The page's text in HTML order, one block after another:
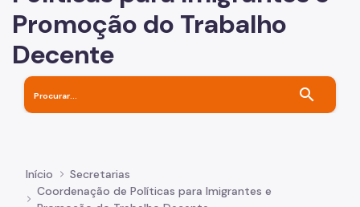
Promoção do Trabalho
Decente
search
Início
Secretarias
Coordenação de Políticas para Imigrantes e